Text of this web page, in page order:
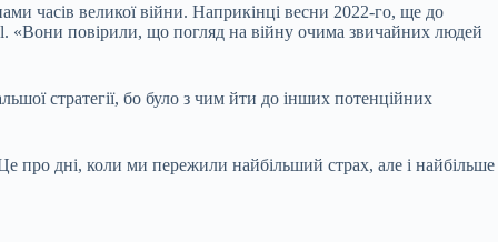
часів великої війни. Наприкінці весни 2022-го, ще до
«Вони повірили, що погляд на війну очима звичайних людей
стратегії, бо було з чим йти до інших потенційних
про дні, коли ми пережили найбільший страх, але і найбільше